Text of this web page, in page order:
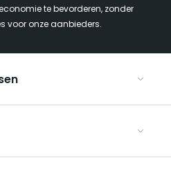
te bevorderen, zonder
voor onze aanbieders.